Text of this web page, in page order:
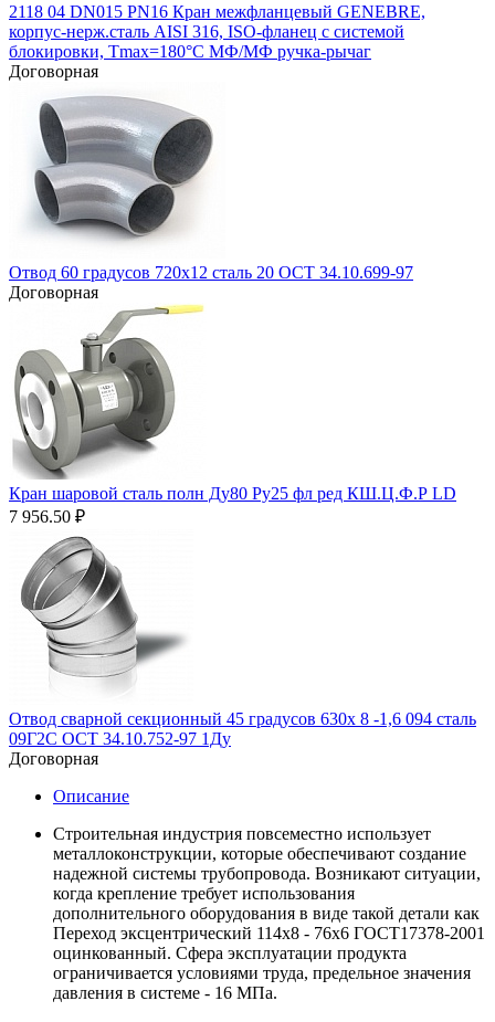
2118 04 DN015 PN16 Кран межфланцевый GENEBRE,
корпус-нерж.сталь AISI 316, ISO-фланец с системой
блокировки, Тmax=180°С МФ/МФ ручка-рычаг
Договорная
Отвод 60 градусов 720х12 сталь 20 ОСТ 34.10.699-97
Договорная
Кран шаровой сталь полн Ду80 Ру25 фл ред КШ.Ц.Ф.Р LD
7 956.50 ₽
Отвод сварной секционный 45 градусов 630х 8 -1,6 094 сталь
09Г2С ОСТ 34.10.752-97 1Ду
Договорная
Описание
Строительная индустрия повсеместно использует
металлоконструкции, которые обеспечивают создание
надежной системы трубопровода. Возникают ситуации,
когда крепление требует использования
дополнительного оборудования в виде такой детали как
Переход эксцентрический 114х8 - 76х6 ГОСТ17378-2001
оцинкованный. Сфера эксплуатации продукта
ограничивается условиями труда, предельное значения
давления в системе - 16 МПа.